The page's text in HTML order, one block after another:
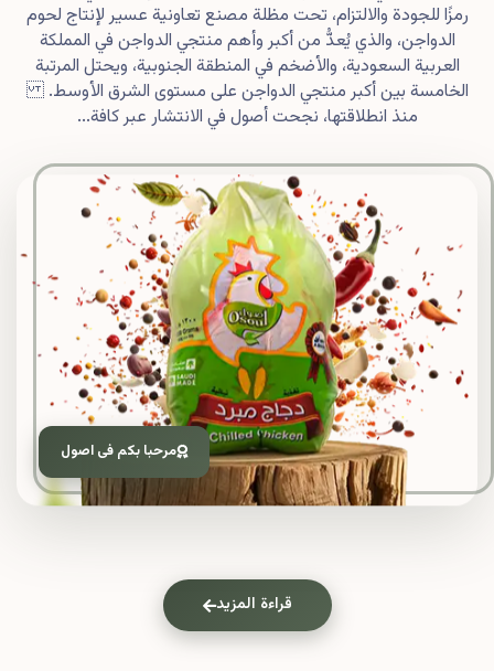
مرحبا بكم فى اصول
رمزًا للجودة والالتزام، تحت مظلة مصنع تعاونية عسير لإنتاج لحوم
الدواجن، والذي يُعدُّ من أكبر وأهم منتجي الدواجن في المملكة
العربية السعودية، والأضخم في المنطقة الجنوبية، ويحتل المرتبة
الخامسة بين أكبر منتجي الدواجن على مستوى الشرق الأوسط.
منذ انطلاقتها، نجحت أصول في الانتشار عبر كافة...
قراءة المزيد